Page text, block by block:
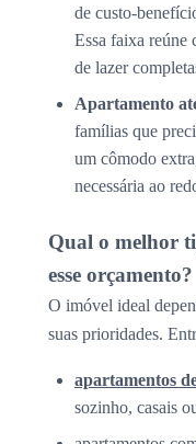
de custo-
Essa faixa reúne
de lazer
Apartamento
famílias que
um cômodo
necessária ao
Qual o melhor
esse orçamento?
O imóvel ideal
suas prioridades.
apartamentos
sozinho, casais